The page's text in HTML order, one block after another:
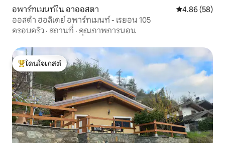
อพาร์ทเมนท์ใน อาออสตา คะแนนเฉลี่ย
4.86 (58)
ออสต้า ฮอลิเดย์ อพาร์ทเมนท์ - เรยอน 105
ครอบครัว · สถานที่ · คุณภาพการนอน
โดนใจเกสต์ที่สุด
โดนใจเกสต์